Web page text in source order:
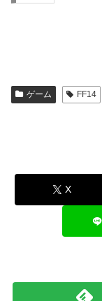
ゲーム FF14
X